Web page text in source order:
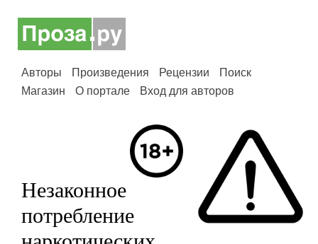
Авторы Произведения Рецензии
Поиск
Магазин
О портале Вход для авторов
Незаконное
потребление